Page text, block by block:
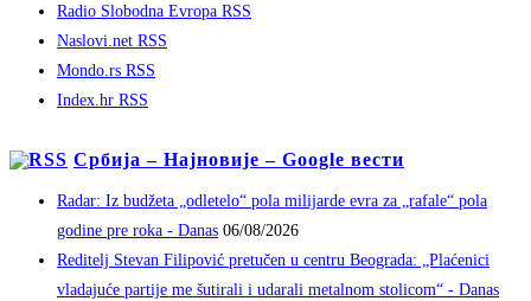
Radio Slobodna Evropa RSS
Naslovi.net RSS
Mondo.rs RSS
Index.hr RSS
Србија – Најновије – Google вести
Radar: Iz budžeta „odletelo“ pola milijarde evra za „rafale“ pola
godine pre roka - Danas 06/08/2026
Reditelj Stevan Filipović pretučen u centru Beograda: „Plaćenici
vladajuće partije me šutirali i udarali metalnom stolicom“ - Danas